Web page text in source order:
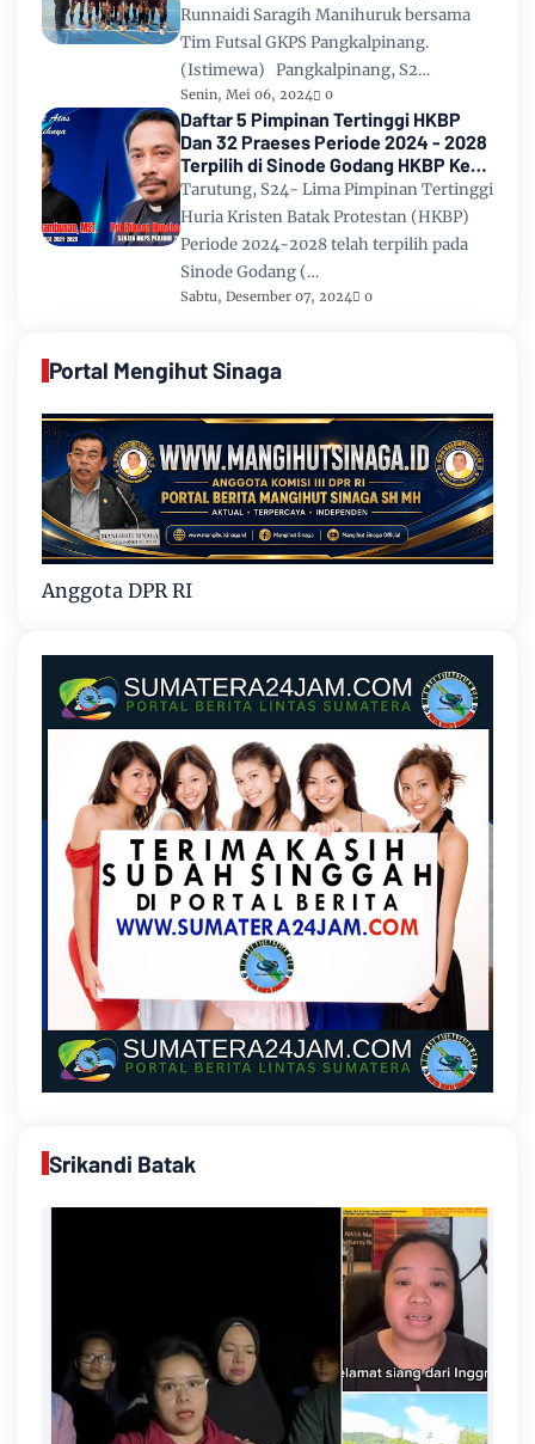
Runnaidi Saragih Manihuruk bersama
Tim Futsal GKPS Pangkalpinang.
(Istimewa) Pangkalpinang, S2…
Senin, Mei 06, 2024 0
Daftar 5 Pimpinan Tertinggi HKBP
Dan 32 Praeses Periode 2024 - 2028
Terpilih di Sinode Godang HKBP Ke
67 Tahun 2024
Tarutung, S24- Lima Pimpinan Tertinggi
Huria Kristen Batak Protestan (HKBP)
Periode 2024-2028 telah terpilih pada
Sinode Godang (…
Sabtu, Desember 07, 2024 0
Portal Mengihut Sinaga
Anggota DPR RI
Srikandi Batak